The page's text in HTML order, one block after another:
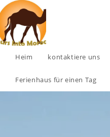
Heim kontaktiere uns
Ferienhaus für einen Tag